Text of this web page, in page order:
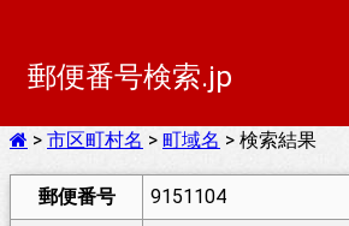
郵便番号検索.jp
> 市区町村名 > 町域名 > 検索結果
郵便番号
9151104